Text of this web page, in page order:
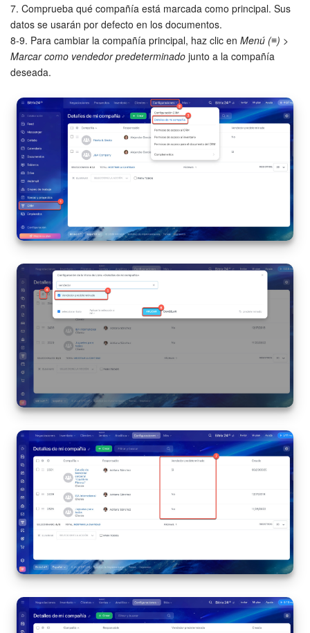
CRM + Online store
Tienda CRM
Base de conocimientos
Firma electrónica
Firma electrónica para RR. HH.
Automatización
Marketing
Gestión del inventario
Telefonía
Widget del empleado
Configuraciones de la cuenta
Bitrix24 En Premisa
Bitrix24 Messenger
Preguntas generales
Actualización de los artículos (archivo)
EMPEZAR GRATIS
7. Comprueba qué compañía está marcada como principal. Sus
datos se usarán por defecto en los documentos.
8-9. Para cambiar la compañía principal, haz clic en Menú (≡) >
Marcar como vendedor predeterminado junto a la compañía
deseada.